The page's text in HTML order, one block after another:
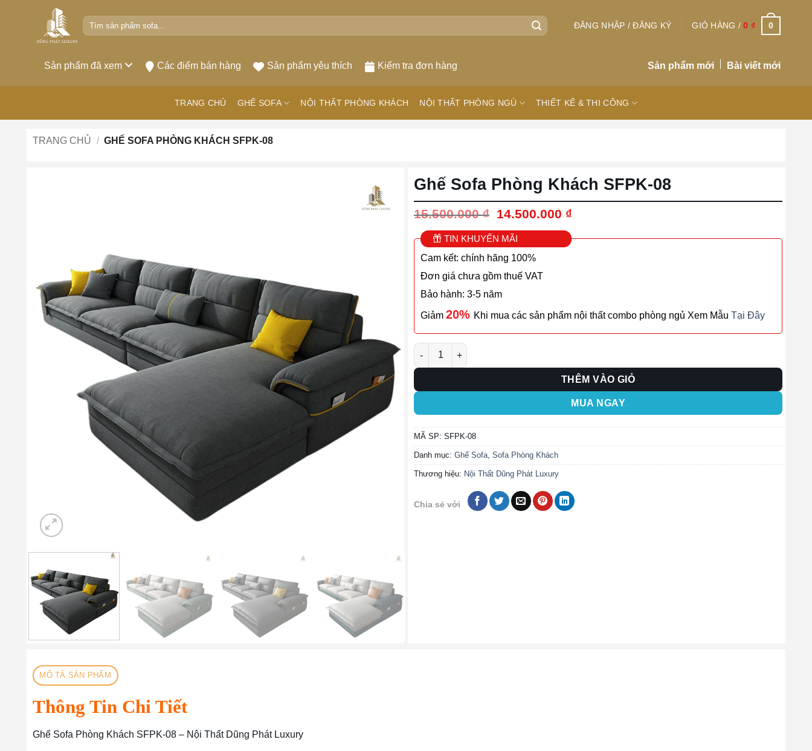
Tìm
kiếm:
ĐĂNG NHẬP / ĐĂNG KÝ GIỎ HÀNG /0 ₫ 0
Sản phẩm đã xem Các điểm bán hàng Sản phẩm yêu thích Kiểm tra đơn hàng Sản phẩm mới Bài viết mới
TRANG CHỦ GHẾ SOFA NỘI THẤT PHÒNG KHÁCH NỘI THẤT PHÒNG NGỦ THIẾT KẾ & THI CÔNG
TRANG CHỦ / GHẾ SOFA PHÒNG KHÁCH SFPK-08
Ghế Sofa Phòng Khách SFPK-08
15.500.000₫ Giá
là:
15.500.000 ₫.
14.500.000 ₫
tại
TIN KHUYẾN MÃI
Cam kết: chính hãng 100%
Đơn giá chưa gồm thuế VAT
Bảo hành: 3-5 năm
Giảm 20% Khi mua các sản phẩm nội thất combo phòng ngủ Xem Mẫu Tại Đây
Ghế Sofa Phòng Khách SFPK-08 số lượng
THÊM VÀO GIỎ
MUA NGAY
MÃ SP: SFPK-08
Danh mục: Ghế Sofa, Sofa Phòng Khách
Thương hiệu: Nội Thất Dũng Phát Luxury
Chia sẻ với
MÔ TẢ SẢN PHẨM
Thông Tin Chi Tiết
Ghế Sofa Phòng Khách SFPK-08 – Nội Thất Dũng Phát Luxury